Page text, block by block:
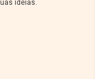
ideias.